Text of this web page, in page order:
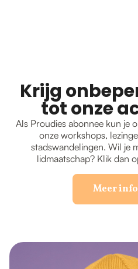
Krijg
tot onze
Als Proudies abonnee kun je
onze workshops,
stadswandelingen. Wil je
lidmaatschap? Klik dan
Meer